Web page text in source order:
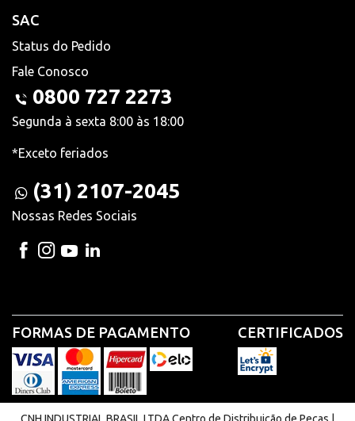
SAC
Status do Pedido
Fale Conosco
0800 727 2273
Segunda à sexta 8:00 às 18:00
*Exceto feriados
(31) 2107-2045
Nossas Redes Sociais
FORMAS DE PAGAMENTO CERTIFICADOS